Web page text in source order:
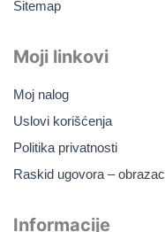
Sitemap
Moji linkovi
Moj nalog
Uslovi korišćenja
Politika privatnosti
Raskid ugovora – obrazac
Informacije